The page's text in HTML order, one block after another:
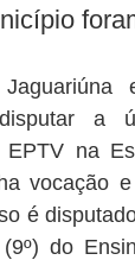
a
EPTV na
vocação
é
do